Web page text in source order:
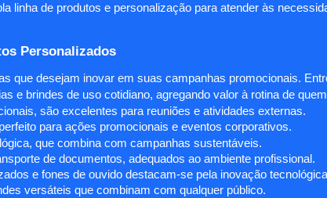
linha de produtos e personalização para atender às
Personalizados
que desejam inovar em suas campanhas promocionais.
e brindes de uso cotidiano, agregando valor à rotina de
são excelentes para reuniões e atividades externas.
para ações promocionais e eventos corporativos.
que combina com campanhas sustentáveis.
de documentos, adequados ao ambiente profissional.
e fones de ouvido destacam-se pela inovação
versáteis que combinam com qualquer público.